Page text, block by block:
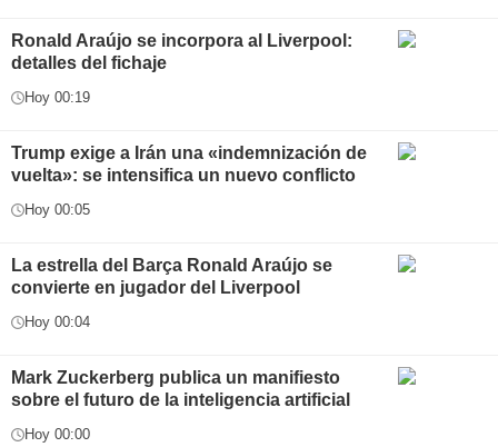
Ronald Araújo se incorpora al Liverpool:
detalles del fichaje
Hoy 00:19
Trump exige a Irán una «indemnización de
vuelta»: se intensifica un nuevo conflicto
Hoy 00:05
La estrella del Barça Ronald Araújo se
convierte en jugador del Liverpool
Hoy 00:04
Mark Zuckerberg publica un manifiesto
sobre el futuro de la inteligencia artificial
Hoy 00:00